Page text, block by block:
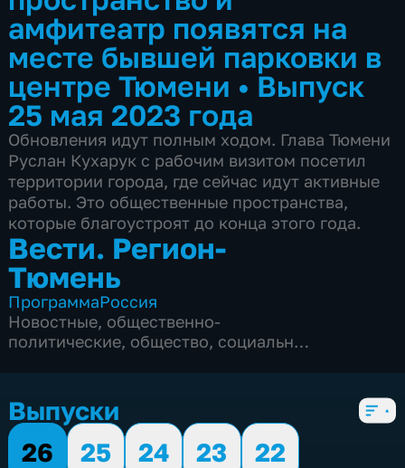
амфитеатр появятся на
месте бывшей парковки в
центре Тюмени • Выпуск
25 мая 2023 года
Обновления идут полным ходом. Глава Тюмени
Руслан Кухарук с рабочим визитом посетил
территории города, где сейчас идут активные
работы. Это общественные пространства,
которые благоустроят до конца этого года.
Вести. Регион-
Тюмень
ПрограммаРоссия
Новостные, общественно-
политические, общество, социально-
Выпуски
26
25 24 23
22